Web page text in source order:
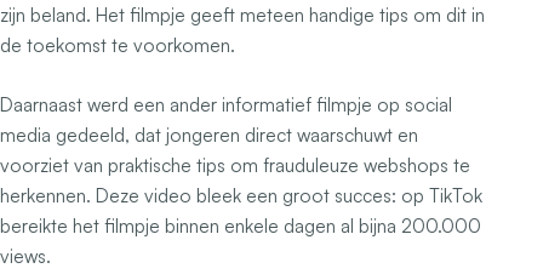
zijn beland. Het filmpje geeft meteen handige tips om dit in
de toekomst te voorkomen.
Daarnaast werd een ander informatief filmpje op social
media gedeeld, dat jongeren direct waarschuwt en
voorziet van praktische tips om frauduleuze webshops te
herkennen. Deze video bleek een groot succes: op TikTok
bereikte het filmpje binnen enkele dagen al bijna 200.000
views.